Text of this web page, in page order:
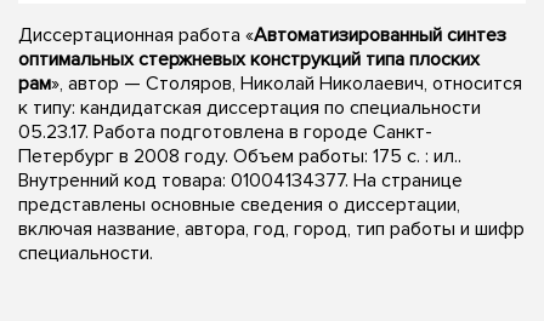
Диссертационная работа «Автоматизированный синтез
оптимальных стержневых конструкций типа плоских
рам», автор — Столяров, Николай Николаевич, относится
к типу: кандидатская диссертация по специальности
05.23.17. Работа подготовлена в городе Санкт-
Петербург в 2008 году. Объем работы: 175 с. : ил..
Внутренний код товара: 01004134377. На странице
представлены основные сведения о диссертации,
включая название, автора, год, город, тип работы и шифр
специальности.